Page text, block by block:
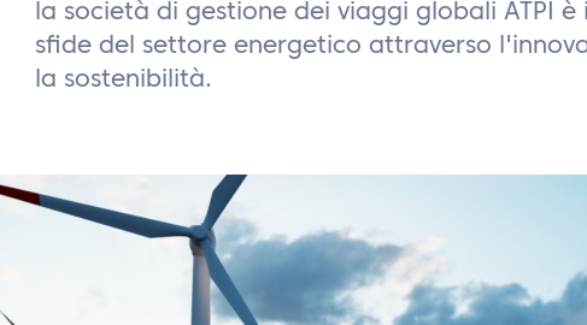
la società di gestione dei viaggi globali ATPI
sfide del settore energetico attraverso
la sostenibilità.